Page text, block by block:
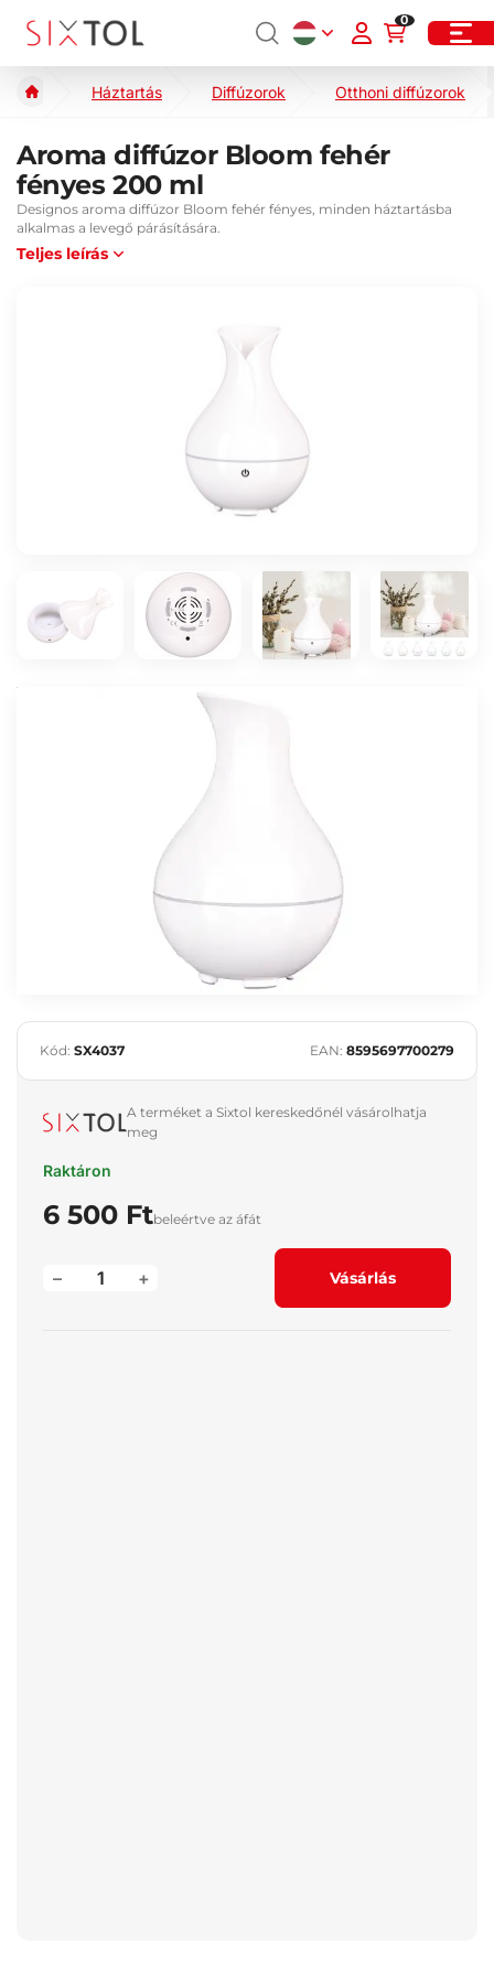
0
Háztartás Diffúzorok Otthoni diffúzorok
Aroma diffúzor Bloom fehér
fényes 200 ml
Designos aroma diffúzor Bloom fehér fényes, minden háztartásba
alkalmas a levegő párásítására.
Teljes leírás
Kód: SX4037 EAN: 8595697700279
A terméket a Sixtol kereskedőnél vásárolhatja
meg
Raktáron
6 500 Ftbeleértve az áfát
+
– Vásárlás